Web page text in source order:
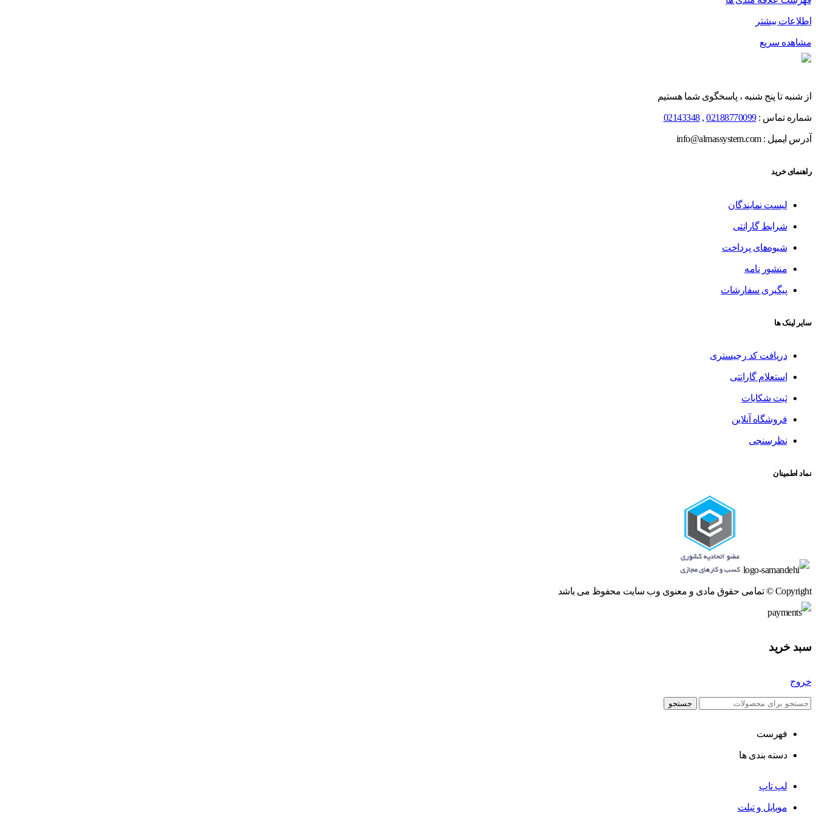
اطلاعات بیشتر
مشاهده سریع
از شنبه تا پنج شنبه ، پاسخگوی شما هستیم
شماره تماس :02188770099
,
02143348
آدرس ایمیل : info@almassystem.com
راهنمای خرید
لیست نمایندگان
شرایط گارانتی
شیوه‌های پرداخت
منشور نامه
پیگیری سفارشات
سایر لینک ها
دریافت کد رجیستری
استعلام گارانتی
ثبت شکایات
فروشگاه آنلاین
نظرسنجی
نماد اطمینان
Copyright © تمامی حقوق مادی و معنوی وب سایت محفوظ می باشد
سبد خرید
خروج
جستجو
فهرست
دسته بندی ها
لپ تاپ
موبایل و تبلت